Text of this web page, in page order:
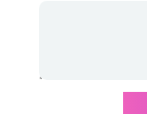
אדם הכבול למגבלותיו